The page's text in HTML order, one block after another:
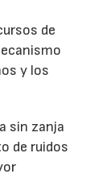
de
y los
sin zanja
de ruidos